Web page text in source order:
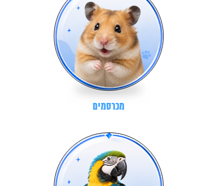
מכרסמים